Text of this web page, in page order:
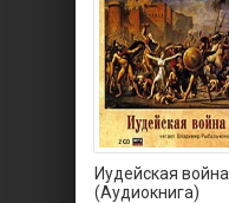
Иудейская война
(Аудиокнига)